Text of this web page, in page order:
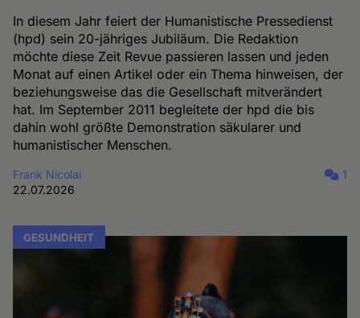
In diesem Jahr feiert der Humanistische Pressedienst
(hpd) sein 20-jähriges Jubiläum. Die Redaktion
möchte diese Zeit Revue passieren lassen und jeden
Monat auf einen Artikel oder ein Thema hinweisen, der
beziehungsweise das die Gesellschaft mitverändert
hat. Im September 2011 begleitete der hpd die bis
dahin wohl größte Demonstration säkularer und
humanistischer Menschen.
Frank Nicolai
22.07.2026
1
GESUNDHEIT